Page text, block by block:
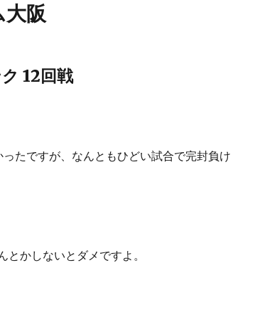
阪
12回戦
たですが、なんともひどい試合で完封負け
かしないとダメですよ。